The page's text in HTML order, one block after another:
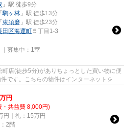
」駅 徒歩9分
「駒ヶ林 」駅 徒歩13分
「 東須磨 」駅 徒歩23分
田区海運町 ５丁目1-3
募集中： 1室
店(徒歩5分)がありちょっとした買い物に便
です。こちらの物件はインターネットをご
万円
・共益費 8,000円)
円｜礼：15万円
2階